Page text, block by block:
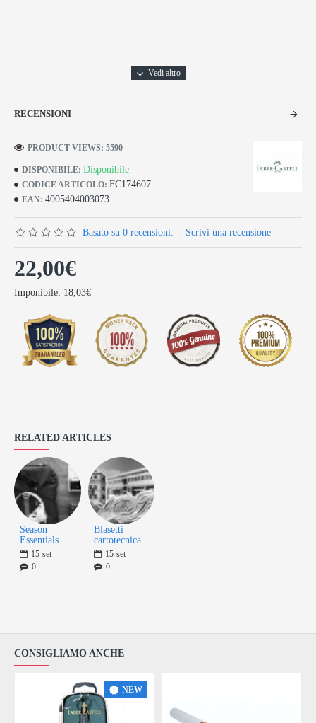
RECENSIONI
DISPONIBILE: Disponibile
CODICE ARTICOLO: FC174607
EAN: 4005404003073
PRODUCT VIEWS: 5590
Basato su 0 recensioni. - Scrivi una recensione
22,00€
Imponibile: 18,03€
RELATED ARTICLES
Season
Essentials
15 set
0
Blasetti
cartotecnica
15 set
0
CONSIGLIAMO ANCHE
NEW